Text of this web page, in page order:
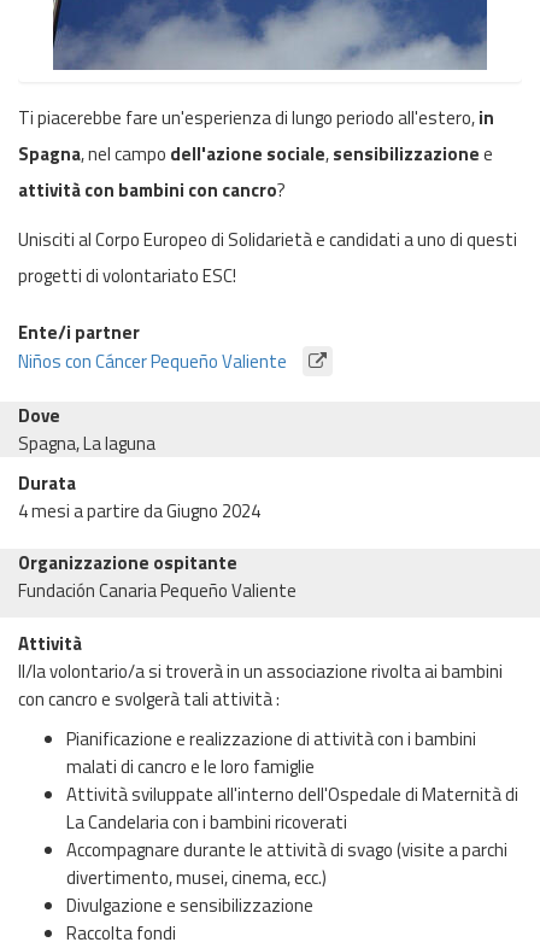
Ti piacerebbe fare un'esperienza di lungo periodo all'estero,in
Spagna, nel campo dell'azione sociale,sensibilizzazionee
attivitàcon bambini con cancro?
Unisciti al Corpo Europeo di Solidarietà e candidati a uno di questi
progetti di volontariato ESC!
Ente/i partner
Niños con Cáncer Pequeño Valiente
Dove
Spagna, La laguna
Durata
4 mesi a partire da Giugno 2024
Organizzazione ospitante
Fundación Canaria Pequeño Valiente
Attività
Il/la volontario/a si troverà in un associazione rivolta ai bambini
con cancro e svolgerà tali attività :
Pianificazione e realizzazione di attività con i bambini
malati di cancro e le loro famiglie
Attività sviluppate all'interno dell'Ospedale di Maternità di
La Candelaria con i bambini ricoverati
Accompagnare durante le attività di svago (visite a parchi
divertimento, musei, cinema, ecc.)
Divulgazione e sensibilizzazione
Raccolta fondi